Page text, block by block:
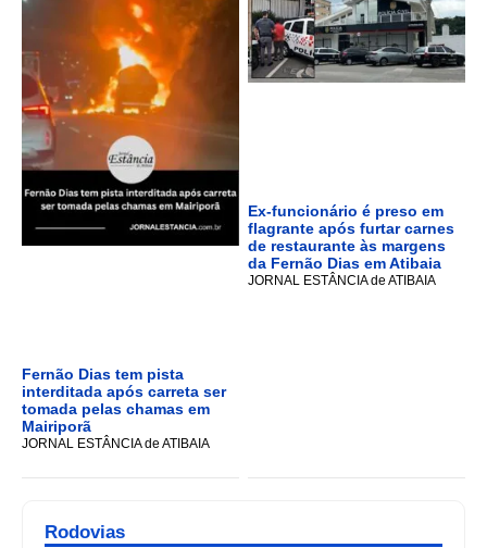
Fernão Dias tem pista
interditada após carreta ser
tomada pelas chamas em
Mairiporã
JORNAL ESTÂNCIA de ATIBAIA
Ex-funcionário é preso em
flagrante após furtar carnes
de restaurante às margens
da Fernão Dias em Atibaia
JORNAL ESTÂNCIA de ATIBAIA
Rodovias